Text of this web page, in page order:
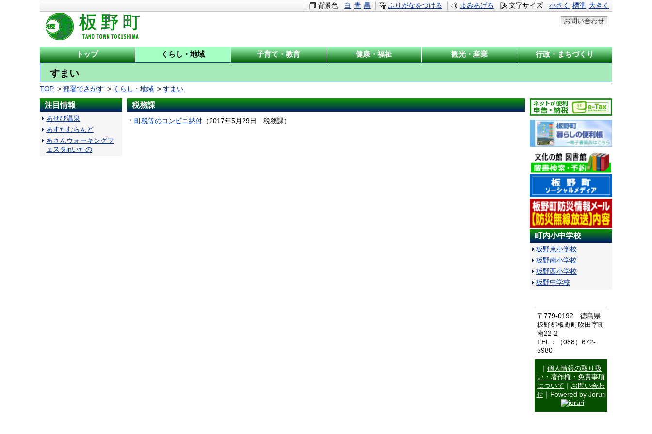
背景色 白 青 黒 ふりがなをつける よみあげる 文字サイズ 小さく 標準 大きく
お問い合わせ
トップ くらし・地域 子育て・教育 健康・福祉 観光・産業 行政・まちづくり
すまい
TOP 部署でさがす くらし・地域 すまい
税務課
町税等のコンビニ納付 （2017年5月29日 税務課）
注目情報
あせび温泉
あすたむらんど
あさんウォーキングフ
ェスタinいたの
町内小中学校
板野東小学校
板野南小学校
板野西小学校
板野中学校
〒779-0192 徳島県
板野郡板野町吹田字町
南22-2
TEL：（088）672-
5980
個人情報の取り扱
い・著作権・免責事項
について
お問い合わ
せ｜Powered by Joruri